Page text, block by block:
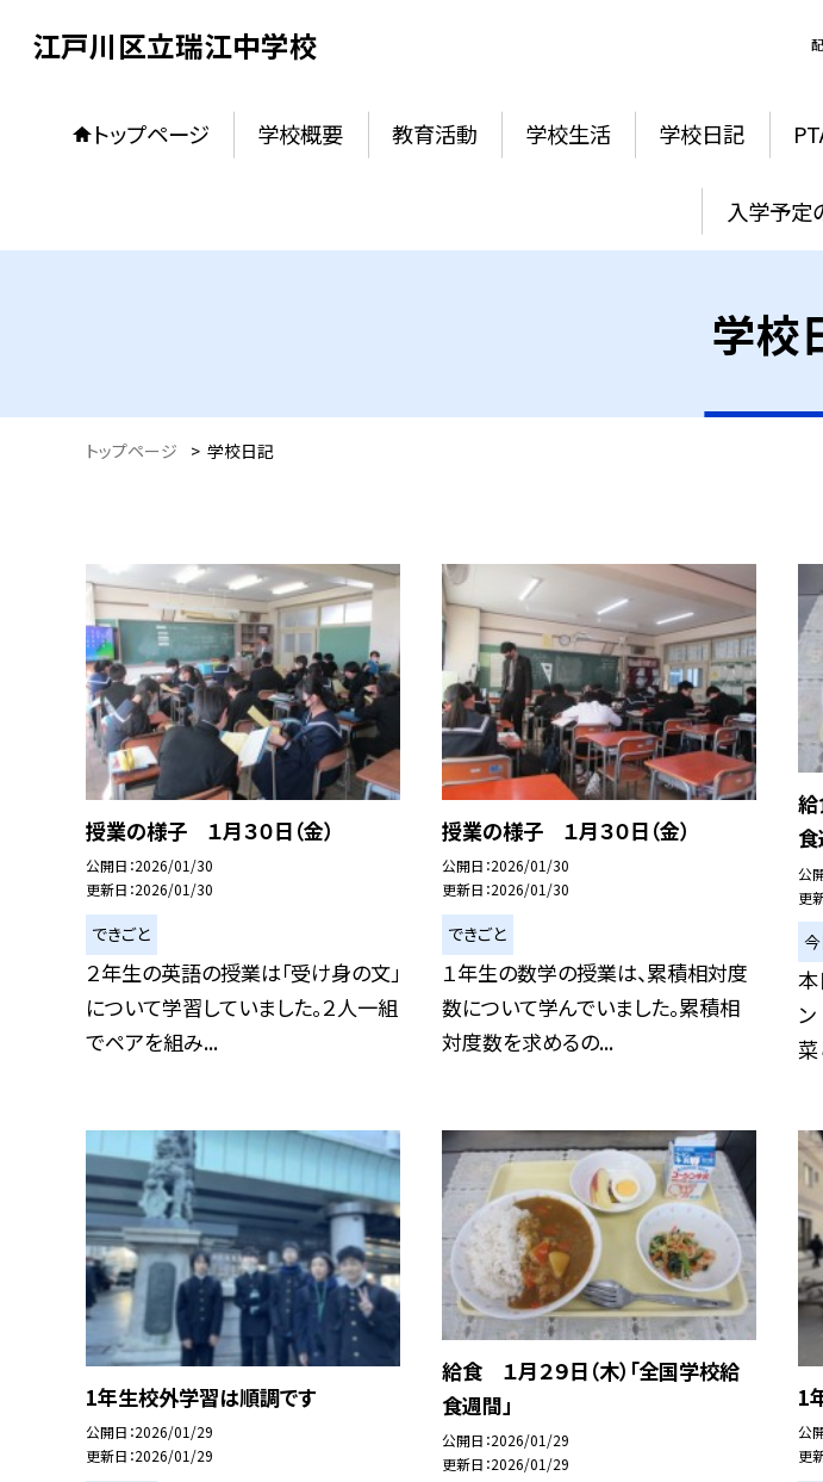
江戸川区立瑞江中学校
トップページ 学校概要 教育活動 学校生活 学校日記
入学予定
学校
トップページ > 学校日記
授業の様子 １月３０日（金）
公開日 2026/01/30
更新日 2026/01/30
できごと
２年生の英語の授業は「受け身の文」
について学習していました。２人一組
でペアを組み...
授業の様子 １月３０日（金）
公開日 2026/01/30
更新日 2026/01/30
できごと
１年生の数学の授業は、累積相対度
数について学んでいました。累積相
対度数を求めるの...
給
食
公
更
本
ン
菜
1年生校外学習は順調です
公開日 2026/01/29
更新日 2026/01/29
給食 １月２９日（木）「全国学校給
食週間」
公開日 2026/01/29
更新日 2026/01/29
1
公
更